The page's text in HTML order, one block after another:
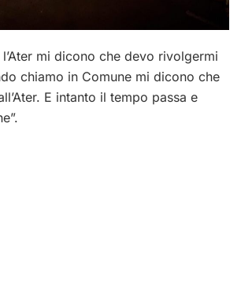
mi dicono che devo rivolgermi
chiamo in Comune mi dicono che
E intanto il tempo passa e